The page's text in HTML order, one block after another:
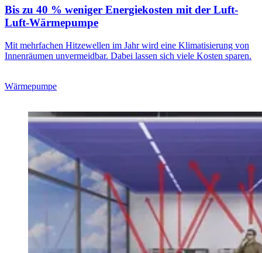
Bis zu 40 % weniger Energiekosten mit der Luft-
Luft-Wärmepumpe
Mit mehrfachen Hitzewellen im Jahr wird eine Klimatisierung von
Innenräumen unvermeidbar. Dabei lassen sich viele Kosten sparen.
Wärmepumpe